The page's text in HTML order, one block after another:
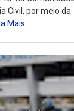
Civil, por meio da
Mais